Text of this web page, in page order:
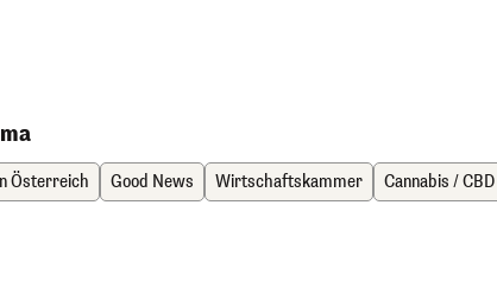
Österreich Good News Wirtschaftskammer Cannabis / CBD